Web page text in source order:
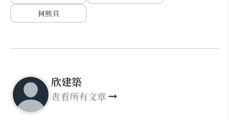
何熊貝
欣建築
查看所有文章